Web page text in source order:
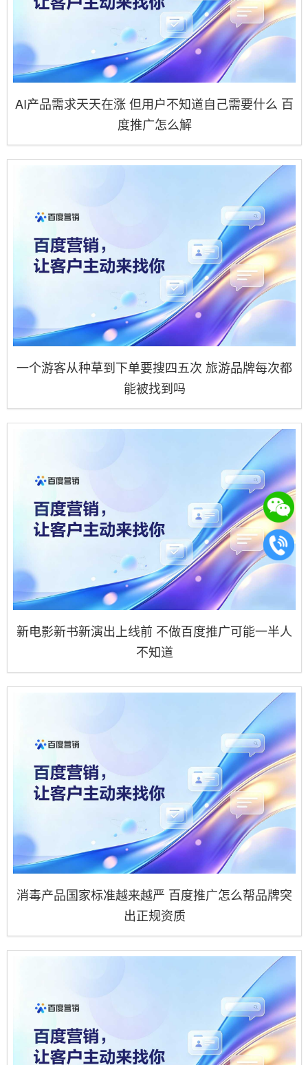
AI产品需求天天在涨 但用户不知道自己需要什么 百
度推广怎么解
一个游客从种草到下单要搜四五次 旅游品牌每次都
能被找到吗
新电影新书新演出上线前 不做百度推广可能一半人
不知道
消毒产品国家标准越来越严 百度推广怎么帮品牌突
出正规资质